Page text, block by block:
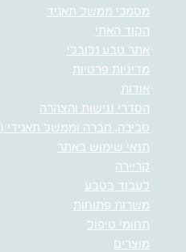
מסמכי ממשל תאגיד
הקוד האתי
אתר טבע גלובלי
מדיניות פרטיות
אודות
הסדרי נגישות והצהרה
סביבה, חברה וממשל תאגידי (ESG)
תנאי שימוש באתר
קריירה
לעבוד בטבע
משרות פתוחות
תחומי טיפול
מוצרים